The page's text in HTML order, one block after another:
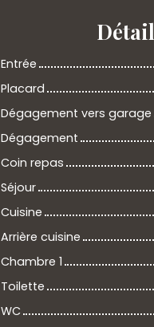
Détail
Entrée
Placard
Dégagement vers garage
Dégagement
Coin repas
Séjour
Cuisine
Arrière cuisine
Chambre 1
Toilette
WC